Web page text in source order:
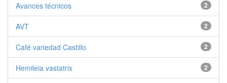
2
Avances técnicos
2
AVT
2
Café variedad Castillo
2
Hemileia vastatrix